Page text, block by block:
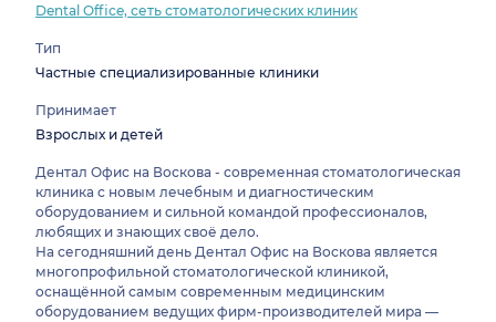
Dental Office, сеть стоматологических клиник
Тип
Частные специализированные клиники
Принимает
Взрослых и детей
Дентал Офис на Воскова - современная стоматологическая
клиника с новым лечебным и диагностическим
оборудованием и сильной командой профессионалов,
любящих и знающих своё дело.
На сегодняшний день Дентал Офис на Воскова является
многопрофильной стоматологической клиникой,
оснащённой самым современным медицинским
оборудованием ведущих фирм-производителей мира —